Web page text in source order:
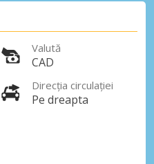
Valută
CAD
Direcția circulației
Pe dreapta